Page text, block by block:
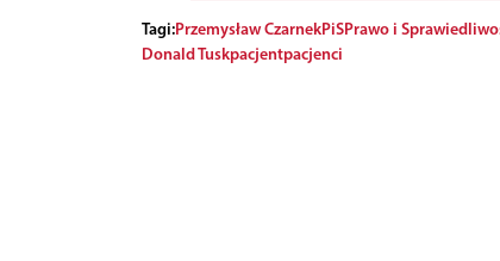
Tagi:Przemysław CzarnekPiSPrawo i
Donald Tuskpacjentpacjenci